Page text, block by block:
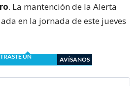
. La mantención de la Alerta
en la jornada de este jueves
UN
AVÍSANOS